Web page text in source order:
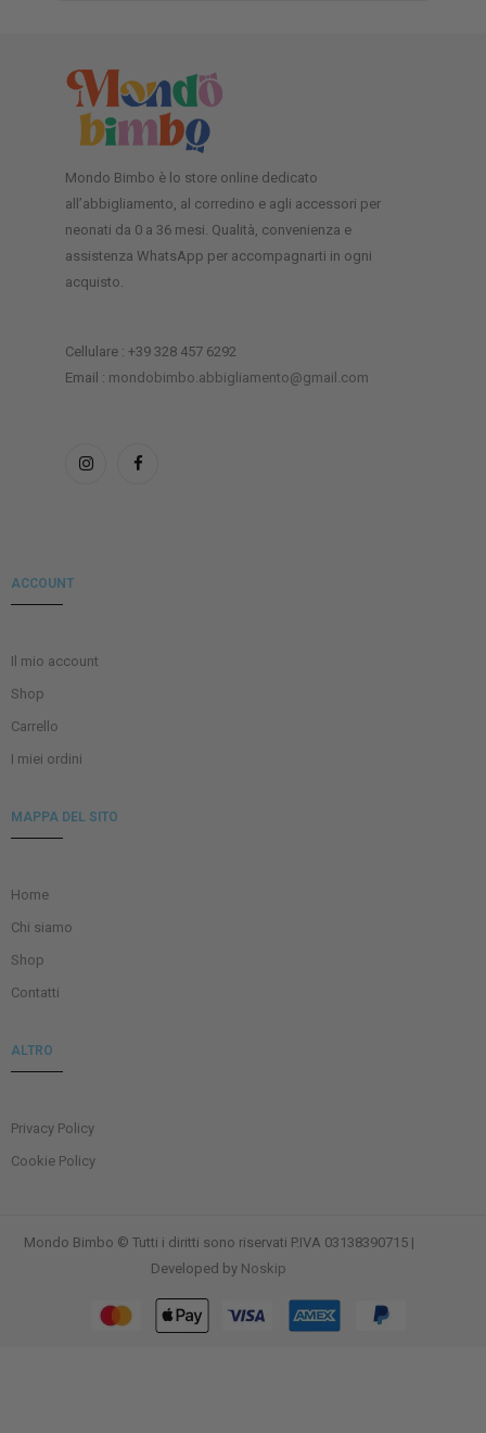
Mondo Bimbo è lo store online dedicato
all’abbigliamento, al corredino e agli accessori per
neonati da 0 a 36 mesi. Qualità, convenienza e
assistenza WhatsApp per accompagnarti in ogni
acquisto.
Cellulare : +39 328 457 6292
Email : mondobimbo.abbigliamento@gmail.com
ACCOUNT
Il mio account
Shop
Carrello
I miei ordini
MAPPA DEL SITO
Home
Chi siamo
Shop
Contatti
ALTRO
Privacy Policy
Cookie Policy
Mondo Bimbo © Tutti i diritti sono riservati P.IVA 03138390715 |
Developed by Noskip